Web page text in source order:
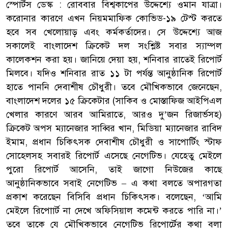
স্পোর্টস ডেস্ক : রোববার বিশ্বকাপের উদ্দেশ্যে ওমান যাত্রা।
করোনার কারণে এখন নিয়মমাফিক কোভিড-১৯ টেস্ট করতে
হবে সব খেলোয়াড় এবং কর্মকর্তাদের। সে উদ্দেশ্যে আজ
সকালেই বাংলাদেশ ক্রিকেট দল সংশ্লিষ্ট সবার স্যাম্পল
কালেকশন করা হয়। জানিয়ে দেয়া হয়, শনিবার রাতেই রিপোর্ট
মিলবে। যদিও শনিবার রাত ১১ টা পর্যন্ত আনুষ্ঠানিক রিপোর্ট
হাতে পাননি দেবাশীষ চৌধুরী। তবে মৌখিকভাবে জেনেছেন,
বাংলাদেশ দলের ১৫ ক্রিকেটার (সাকিব ও মোস্তাফিজ আইপিএল
খেলার কারণে আরব আমিরাতে, আরও দু’জন রিজার্ভসহ)
ক্রিকেট অপস ম্যানেজার সাব্বির খান, মিডিয়া ম্যানেজার রাবিদ
ইমাম, প্রধান চিকিৎসক দেবাশীষ চৌধুরী ও সাপোর্টিং স্টাফ
সোহেলসহ সবারই রিপোর্ট এসেছে নেগেটিভ। যেহেতু মেইলে
পুরো রিপোর্ট আসেনি, তাই জাগো নিউজের কাছে
আনুষ্ঠানিকভাবে সবাই নেগেটিভ – এ কথা বলতে অপারগতা
প্রকাশ করেছেন বিসিবি প্রধান চিকিৎসক। বলেছেন, ‘আমি
মেইলে রিপোার্ট না দেখে অফিসিয়াল কমেন্ট করতে পারি না।’
তবে তাকে যে মৌখিকভাবে নেগেটিভ রিপোর্টের কথা বলা